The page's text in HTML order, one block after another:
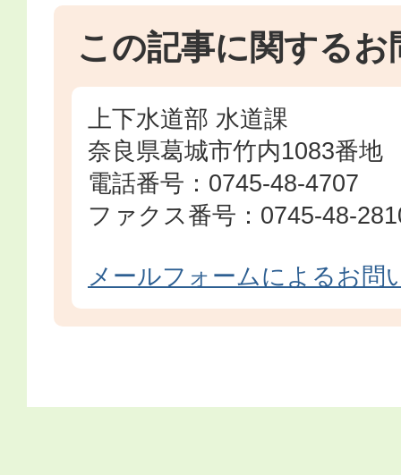
この記事に関するお
上下水道部 水道課
奈良県葛城市竹内1083番地
電話番号：0745-48-4707
ファクス番号：0745-48-
メールフォームによるお問